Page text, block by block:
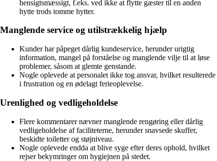
hensigtsmæssigt, f.eks. ved ikke at flytte gæster til en anden
hytte trods tomme hytter.
Manglende service og utilstrækkelig hjælp
Kunder har påpeget dårlig kundeservice, herunder urigtig
information, mangel på forståelse og manglende vilje til at løse
problemer, såsom at glemte genstande.
Nogle oplevede at personalet ikke tog ansvar, hvilket resulterede
i frustration og en ødelagt ferieoplevelse.
Urenlighed og vedligeholdelse
Flere kommentarer nævner manglende rengøring eller dårlig
vedligeholdelse af faciliteterne, herunder snavsede skuffer,
beskidte toiletter og støjniveau.
Nogle oplevede endda at blive syge efter deres ophold, hvilket
rejser bekymringer om hygiejnen på stedet.